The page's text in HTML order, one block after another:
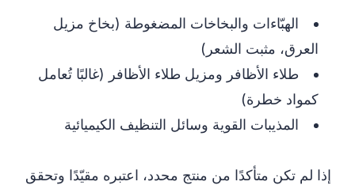
الهبّاءات والبخاخات المضغوطة (بخاخ مزيل
العرق، مثبت الشعر)
طلاء الأظافر ومزيل طلاء الأظافر (غالبًا تُعامل
كمواد خطرة)
المذيبات القوية وسائل التنظيف الكيميائية
إذا لم تكن متأكدًا من منتج محدد، اعتبره مقيّدًا وتحقق